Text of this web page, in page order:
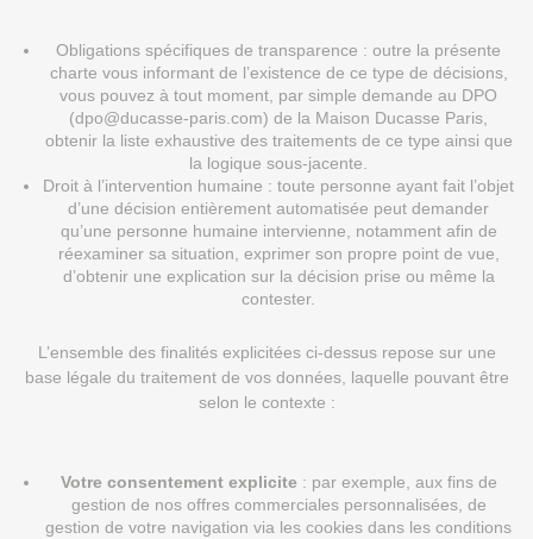
Obligations spécifiques de transparence : outre la présente
charte vous informant de l’existence de ce type de décisions,
vous pouvez à tout moment, par simple demande au DPO
(dpo@ducasse-paris.com) de la Maison Ducasse Paris,
obtenir la liste exhaustive des traitements de ce type ainsi que
la logique sous-jacente.
Droit à l’intervention humaine : toute personne ayant fait l’objet
d’une décision entièrement automatisée peut demander
qu’une personne humaine intervienne, notamment afin de
réexaminer sa situation, exprimer son propre point de vue,
d’obtenir une explication sur la décision prise ou même la
contester.
L’ensemble des finalités explicitées ci-dessus repose sur une
base légale du traitement de vos données, laquelle pouvant être
selon le contexte :
Votre consentement explicite : par exemple, aux fins de
gestion de nos offres commerciales personnalisées, de
gestion de votre navigation via les cookies dans les conditions